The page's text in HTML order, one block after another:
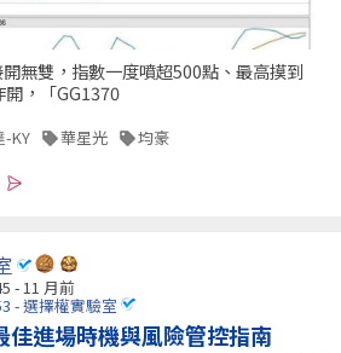
無雙，指數一度噴超500點、最高摸到
，「GG1370
-KY 華星光 均豪
- 11 月前
- 選擇權實驗室
佳進場時機與風險管控指南